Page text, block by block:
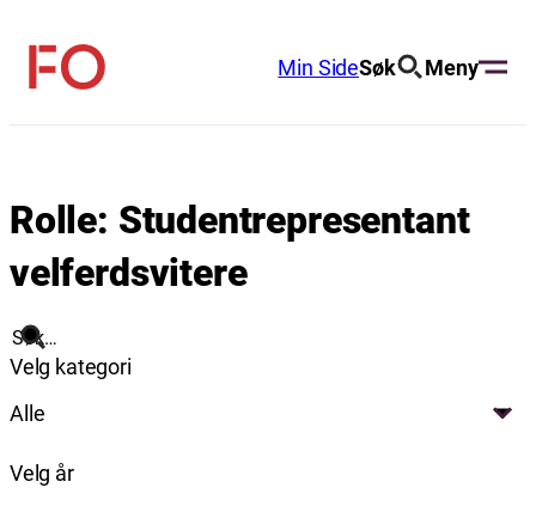
innhold
FO
Min SideSøk Meny
Rolle: Studentrepresentant
velferdsvitere
Søk
Velg kategori
Alle
Velg år